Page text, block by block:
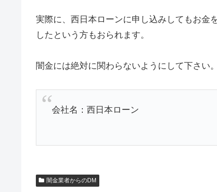
実際に、西日本ローンに申し込みしてもお金
したという方もおられます。
闇金には絶対に関わらないようにして下さい。
会社名：西日本ローン
闇金業者からのDM